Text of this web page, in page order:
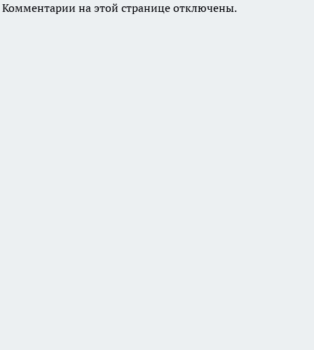
Комментарии на этой странице отключены.